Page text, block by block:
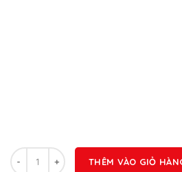
Số lượng
THÊM VÀO GIỎ